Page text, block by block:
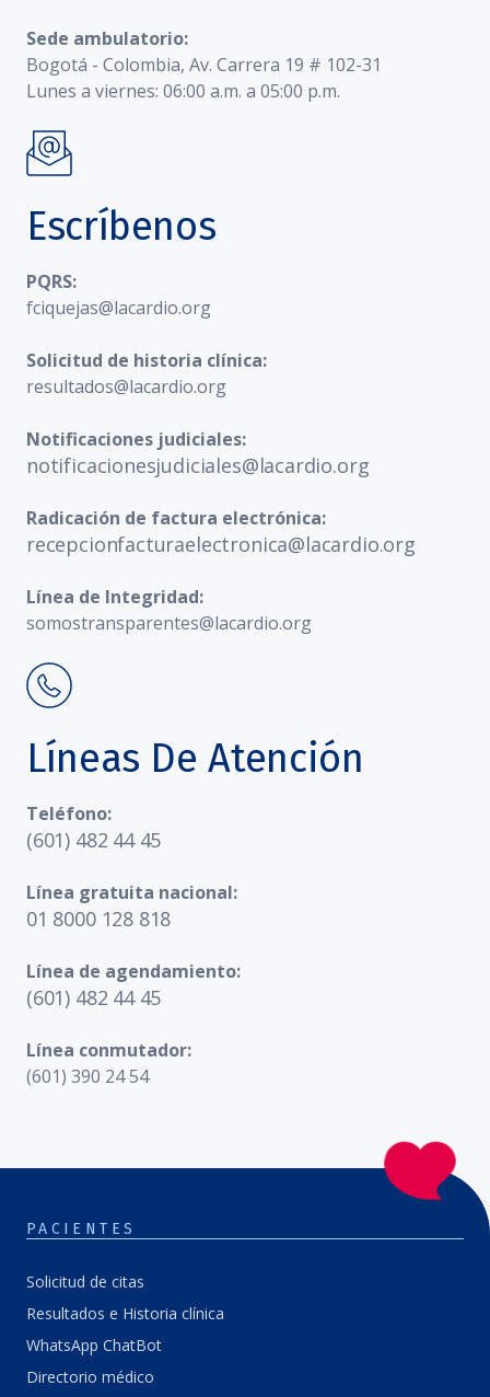
Sede ambulatorio:
Bogotá - Colombia, Av. Carrera 19 # 102-31
Lunes a viernes: 06:00 a.m. a 05:00 p.m.
Escríbenos
PQRS:
fciquejas@lacardio.org
Solicitud de historia clínica:
resultados@lacardio.org
Notificaciones judiciales:
notificacionesjudiciales@lacardio.org
Radicación de factura electrónica:
recepcionfacturaelectronica@lacardio.org
Línea de Integridad:
somostransparentes@lacardio.org
Líneas De Atención
Teléfono:
(601) 482 44 45
Línea gratuita nacional:
01 8000 128 818
Línea de agendamiento:
(601) 482 44 45
Línea conmutador:
(601) 390 24 54
PACIENTES
Solicitud de citas
Resultados e Historia clínica
WhatsApp ChatBot
Directorio médico